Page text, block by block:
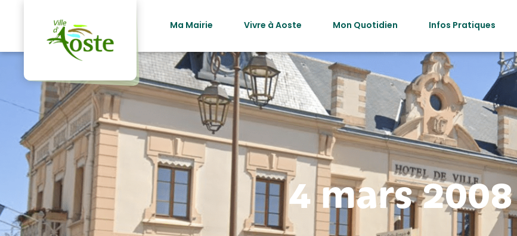
Ma Mairie
Vivre à Aoste Mon Quotidien Infos Pratiques
4 mars 2008